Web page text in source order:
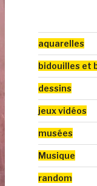
aquarelles
bidouilles et
dessins
jeux vidéos
musées
Musique
random